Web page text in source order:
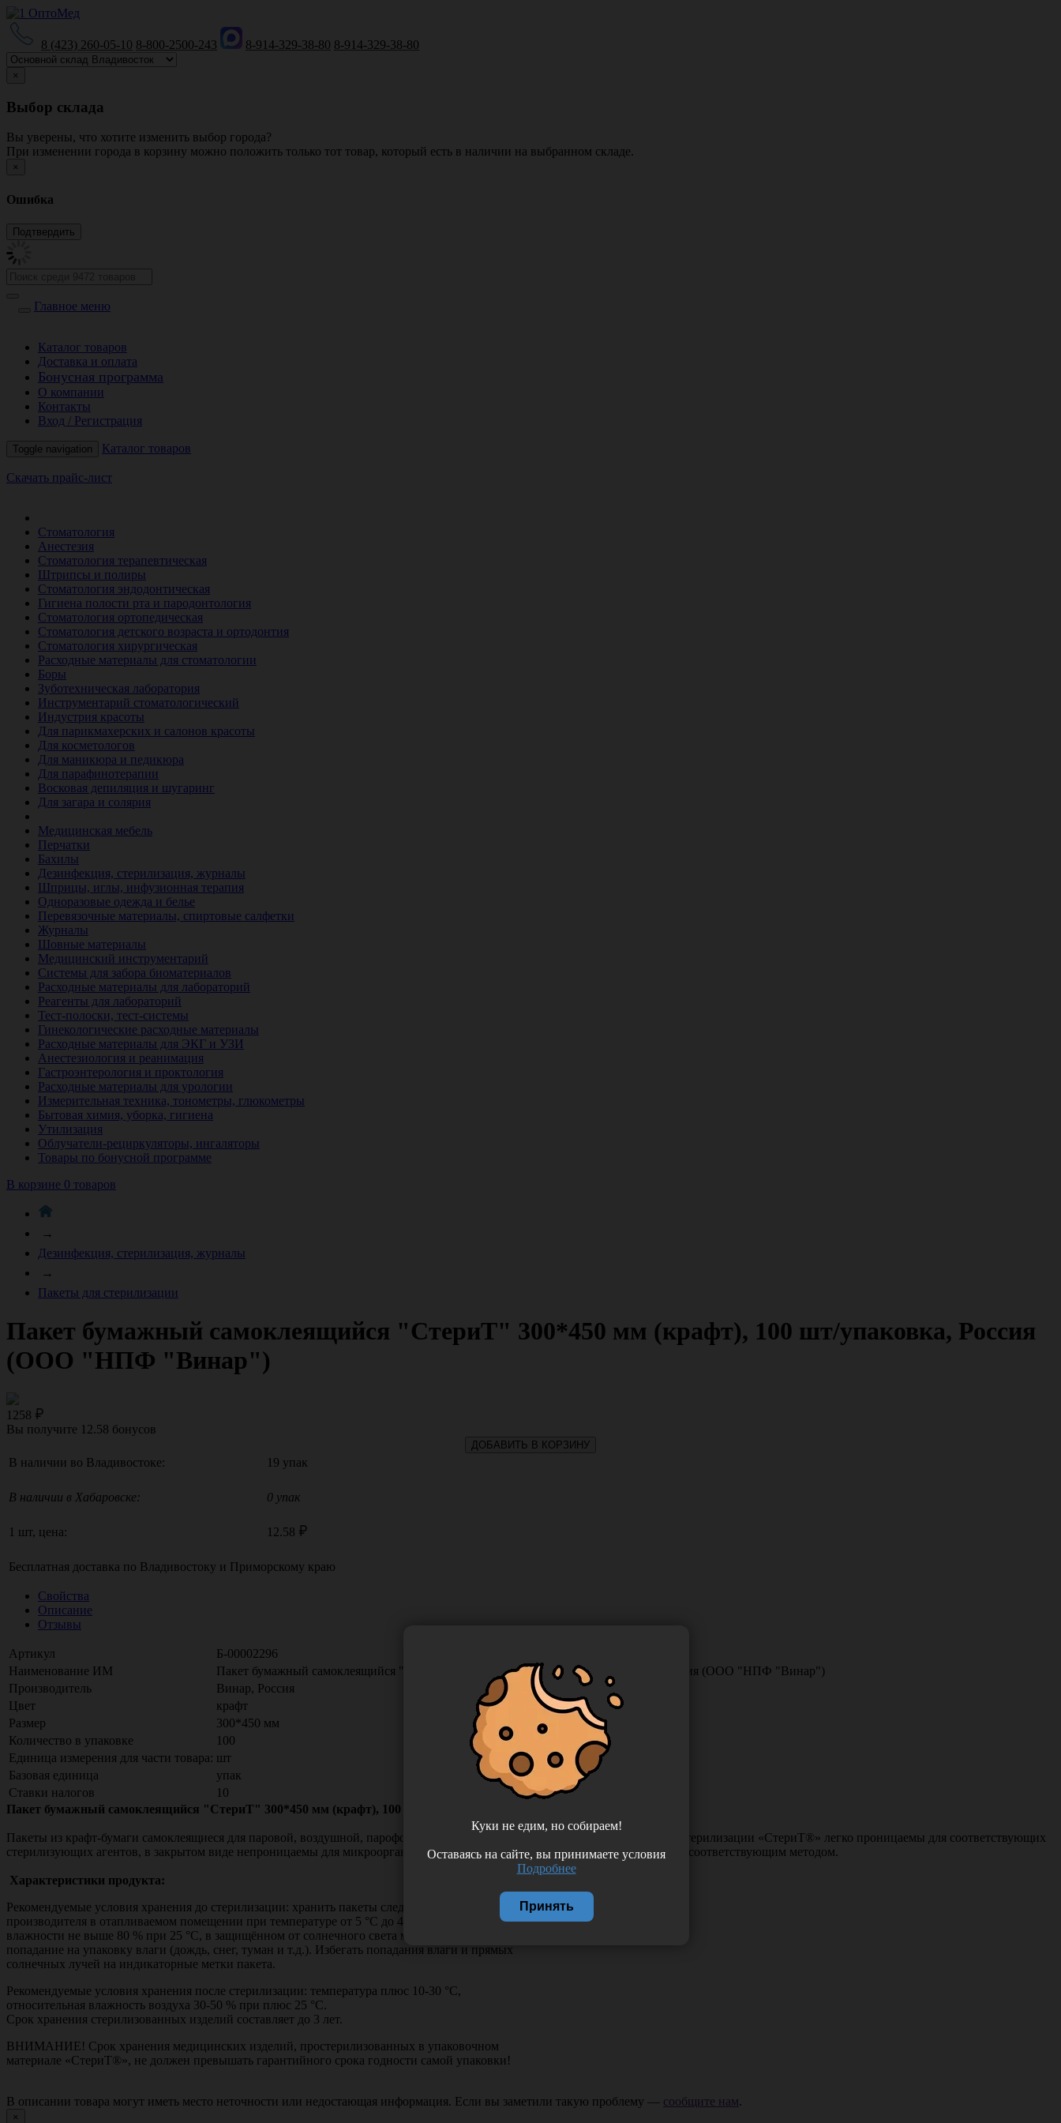
8 (423) 260-05-10 8-800-2500-243 8-914-329-38-80 8-914-329-38-80
×
Выбор склада
Вы уверены, что хотите изменить выбор города?
При изменении города в корзину можно положить только тот товар, который есть в наличии на выбранном складе.
×
Ошибка
Главное меню
Каталог товаров
Доставка и оплата
Бонусная программа
О компании
Контакты
Вход / Регистрация
Toggle navigation Каталог товаров
Скачать прайс-лист
Стоматология
Анестезия
Стоматология терапевтическая
Штрипсы и полиры
Стоматология эндодонтическая
Гигиена полости рта и пародонтология
Стоматология ортопедическая
Стоматология детского возраста и ортодонтия
Стоматология хирургическая
Расходные материалы для стоматологии
Боры
Зуботехническая лаборатория
Инструментарий стоматологический
Индустрия красоты
Для парикмахерских и салонов красоты
Для косметологов
Для маникюра и педикюра
Для парафинотерапии
Восковая депиляция и шугаринг
Для загара и солярия
Медицинская мебель
Перчатки
Бахилы
Дезинфекция, стерилизация, журналы
Шприцы, иглы, инфузионная терапия
Одноразовые одежда и белье
Перевязочные материалы, спиртовые салфетки
Журналы
Шовные материалы
Медицинский инструментарий
Системы для забора биоматериалов
Расходные материалы для лабораторий
Реагенты для лабораторий
Тест-полоски, тест-системы
Гинекологические расходные материалы
Расходные материалы для ЭКГ и УЗИ
Анестезиология и реанимация
Гастроэнтерология и проктология
Расходные материалы для урологии
Измерительная техника, тонометры, глюкометры
Бытовая химия, уборка, гигиена
Утилизация
Облучатели-рециркуляторы, ингаляторы
Товары по бонусной программе
В корзине 0 товаров
→
Дезинфекция, стерилизация, журналы
→
Пакеты для стерилизации
Пакет бумажный самоклеящийся "СтериТ" 300*450 мм (крафт), 100 шт/упаковка, Россия
(ООО "НПФ "Винар")
1258
Вы получите 12.58 бонусов
ДОБАВИТЬ В КОРЗИНУ
В наличии во Владивостоке: 19 упак
В наличии в Хабаровске: 0 упак
1 шт, цена: 12.58
Бесплатная доставка по Владивостоку и Приморскому краю
Свойства
Описание
Отзывы
Артикул
Б-00002296
Наименование ИМ
Пакет бумажный самоклеящийся "СтериТ" 300*450 мм (крафт), 100 шт/упаковка, Россия (ООО "НПФ "Винар")
Производитель
Винар, Россия
Цвет
крафт
Размер
300*450 мм
Количество в упаковке
100
Единица измерения для части товара: шт
Базовая единица
упак
Ставки налогов
10
Пакет бумажный самоклеящийся "СтериТ" 300*450 мм (крафт), 100 шт/упаковка, Россия (ООО "НПФ "Винар")
Пакеты из крафт-бумаги самоклеящиеся для паровой, воздушной, пароформальдегидной, этиленоксидной и радиационной стерилизации «СтериТ®» легко проницаемы для соответствующих
стерилизующих агентов, в закрытом виде непроницаемы для микроорганизмов, сохраняют целостность после стерилизации соответствующим методом.
Характеристики продукта:
Рекомендуемые условия хранения до стерилизации: хранить пакеты следует в упаковке
производителя в отапливаемом помещении при температуре от 5 °С до 40 °С и относительной
влажности не выше 80 % при 25 °С, в защищённом от солнечного света месте. Не допускается
попадание на упаковку влаги (дождь, снег, туман и т.д.). Избегать попадания влаги и прямых
солнечных лучей на индикаторные метки пакета.
Рекомендуемые условия хранения после стерилизации: температура плюс 10-30 °С,
относительная влажность воздуха 30-50 % при плюс 25 °С.
Срок хранения стерилизованных изделий составляет до 3 лет.
ВНИМАНИЕ! Срок хранения медицинских изделий, простерилизованных в упаковочном
материале «СтериТ®», не должен превышать гарантийного срока годности самой упаковки!
В описании товара могут иметь место неточности или недостающая информация. Если вы заметили такую проблему — сообщите нам.
×
Куки не едим, но собираем!
Оставаясь на сайте, вы принимаете условия
Подробнее
Принять